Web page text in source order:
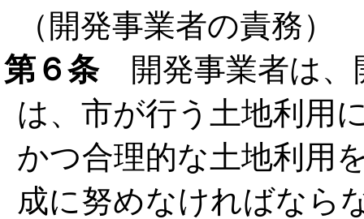
（開発事業者の責務）
第６条開発事業者は、
は、市が行う土地利用
かつ合理的な土地利用
成に努めなければなら